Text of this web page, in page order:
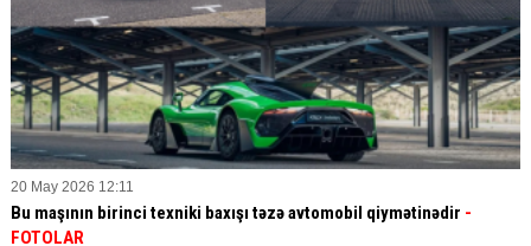
20 May 2026 12:11
Bu maşının birinci texniki baxışı təzə avtomobil qiymətinədir -
FOTOLAR